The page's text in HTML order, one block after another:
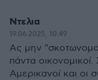
Ντελια
19.06.2025, 10:49
Ας μην
πάντα
Αμερικανοί και οι